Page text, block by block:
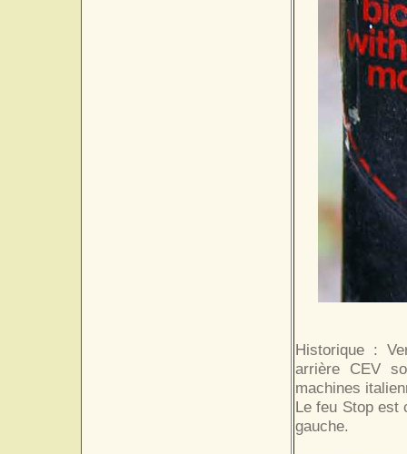
Historique :
arrière CEV
machines
Le feu Stop est
gauche.